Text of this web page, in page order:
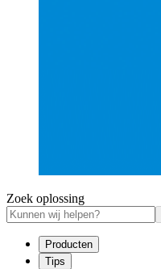
Zoek oplossing
Producten
Tips